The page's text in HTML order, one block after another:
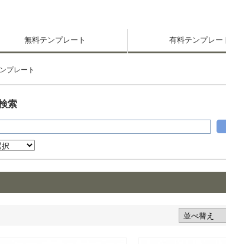
無料テンプレート 有料テンプレー
プレート
索